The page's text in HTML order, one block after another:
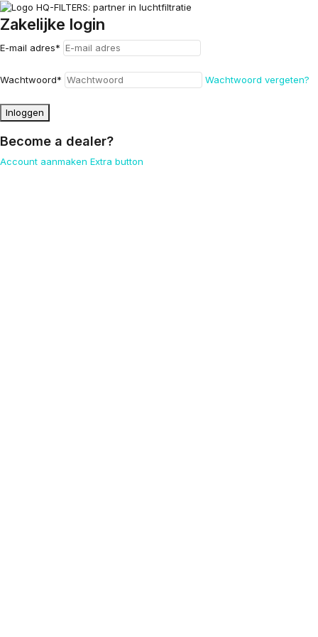
Zakelijke login
E-mail adres*
Wachtwoord* Wachtwoord vergeten?
Inloggen
Become a dealer?
Account aanmaken Extra button